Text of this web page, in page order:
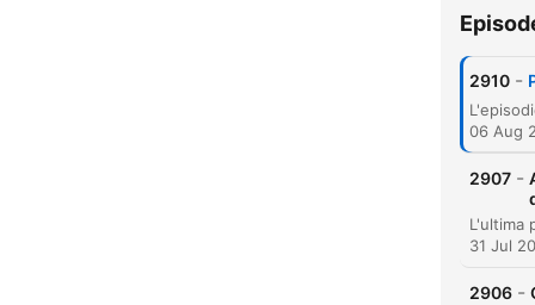
2910 -
06 Aug
2907 -
31 Jul
2906 -